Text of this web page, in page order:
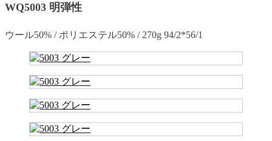
WQ5003 明弾性
ウール50% / ポリエステル50% / 270g 94/2*56/1